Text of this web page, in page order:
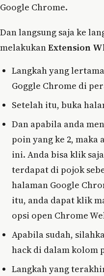
Google Chrome.
Dan langsung saja ke
melakukanExtension
Langkah yang
Goggle Chrome di
Setelah itu, buka
Dan apabila anda
poin yang ke 2, maka
ini. Anda bisa klik
terdapat di pojok
halaman Google
itu, anda dapat klik
opsi open Chrome
Apabila sudah,
hack di dalam kolom
Langkah yang